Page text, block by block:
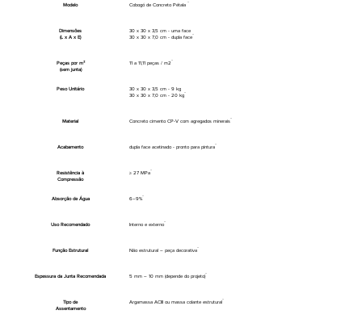
Modelo Cobogó de Concreto Pétala
Dimensões
(L x A x E)
30 x 30 x 3,5 cm - uma face
30 x 30 x 7,0 cm - dupla face
Peças por m²
(sem junta)
11 a 11,11 peças / m2
Peso Unitário
30 x 30 x 3,5 cm - 9 kg
30 x 30 x 7,0 cm - 20 kg
Material Concreto cimento CP-V com agregados minerais
Acabamento dupla face acetinado - pronto para pintura
Resistência à
Compressão
≥ 27 MPa
Absorção de Água 6–9%
Uso Recomendado Interno e externo
Função Estrutural Não estrutural – peça decorativa
Espessura da Junta Recomendada 5 mm – 10 mm (depende do projeto)
Tipo de
Assentamento
Argamassa ACIII ou massa colante estrutural